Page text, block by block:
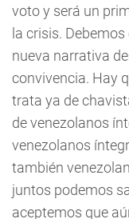
voto y será un
la crisis.
nueva narrativa
convivencia. Hay
trata ya de
de venezolanos
venezolanos
también
juntos podemos
aceptemos que